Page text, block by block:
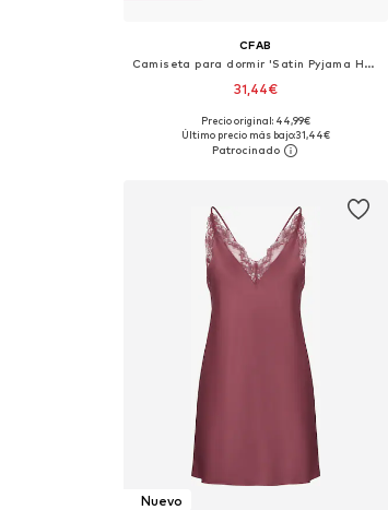
CFAB
Camiseta para dormir 'Satin Pyjama Hemd'
31,44€
Tallas disponibles: XS, S, M, L, XL
Añadir a la cesta
Precio original: 44,99€
Último precio más bajo:31,44€
Nuevo